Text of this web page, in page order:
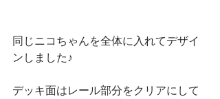
同じニコちゃんを全体に入れてデザイ
ンしました♪
デッキ面はレール部分をクリアにして